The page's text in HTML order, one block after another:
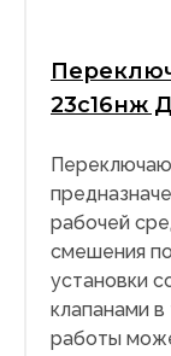
23с16нж
рабочей
смешения
установки
клапанами в
работы